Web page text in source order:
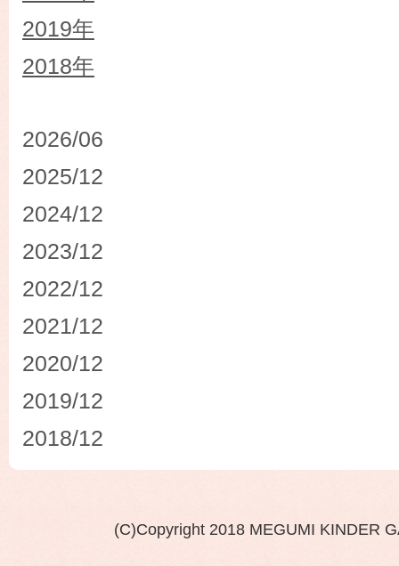
2019年
2018年
2026/06
2025/12
2024/12
2023/12
2022/12
2021/12
2020/12
2019/12
2018/12
(C)Copyright 2018 MEGUMI KINDER